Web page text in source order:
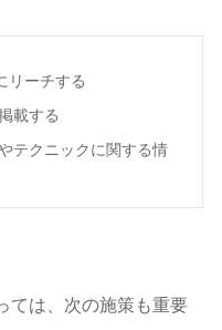
リーチする
載する
テクニックに関する情
ては、次の施策も重要